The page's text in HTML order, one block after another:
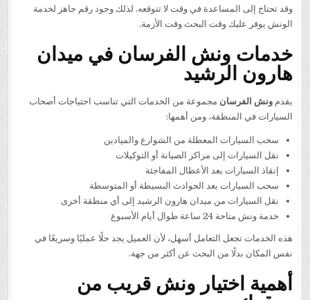
وقد تحتاج إلى المساعدة في وقت لا تتوقعه. لذلك وجود رقم جاهز لخدمة
الونش يوفر عليك وقت البحث وقت الأزمة.
خدمات ونش الفرسان في ميدان
هارون الرشيد
يقدمونش الفرسان مجموعة من الخدمات التي تناسب احتياجات أصحاب
السيارات في المنطقة، ومن أهمها:
سحب السيارات المعطلة من الشوارع والميادين
نقل السيارات إلى مراكز الصيانة أو التوكيلات
إنقاذ السيارات بعد الأعطال المفاجئة
سحب السيارات بعد الحوادث البسيطة أو المتوسطة
نقل السيارات من ميدان هارون الرشيد إلى أي منطقة أخرى
خدمة ونش متاحة 24 ساعة طوال أيام الأسبوع
هذه الخدمات تجعل التعامل أسهل، لأن العميل يجد حلًا عمليًا وسريعًا في
نفس المكان بدلًا من البحث عن أكثر من جهة.
أهمية اختيار ونش قريب من